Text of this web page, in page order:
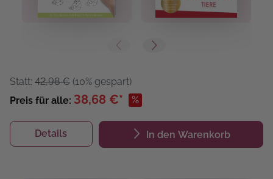
Statt: 42,98 € (10% gespart)
Preis für alle: 38,68 €* %
Details In den Warenkorb